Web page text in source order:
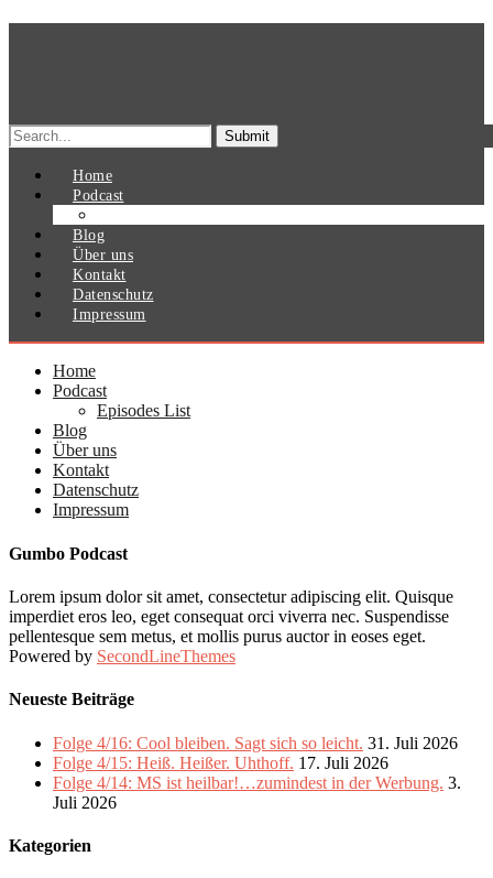
Search
for:
Home
Podcast
Blog
Über uns
Kontakt
Datenschutz
Impressum
Home
Podcast
Episodes List
Blog
Über uns
Kontakt
Datenschutz
Impressum
Gumbo Podcast
Lorem ipsum dolor sit amet, consectetur adipiscing elit. Quisque
imperdiet eros leo, eget consequat orci viverra nec. Suspendisse
pellentesque sem metus, et mollis purus auctor in eoses eget.
Powered by SecondLineThemes
Neueste Beiträge
Folge 4/16: Cool bleiben. Sagt sich so leicht. 31. Juli 2026
Folge 4/15: Heiß. Heißer. Uhthoff. 17. Juli 2026
Folge 4/14: MS ist heilbar!…zumindest in der Werbung. 3.
Juli 2026
Kategorien